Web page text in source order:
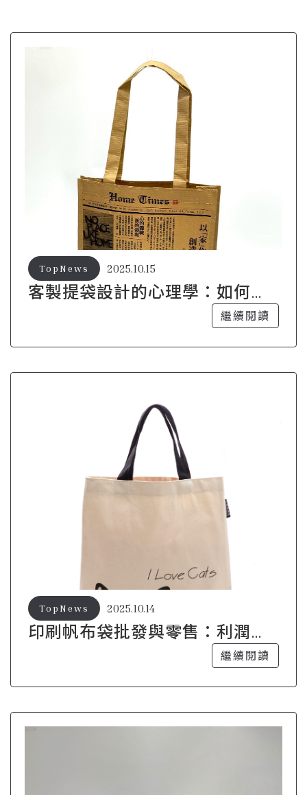
客製提袋設計的心理學：如何影
2025.10.15
TopNews
繼續閱讀
印刷帆布袋批發與零售：利潤最
2025.10.14
TopNews
繼續閱讀